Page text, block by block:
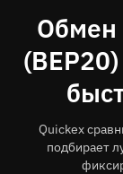
Обмен
Quickex
подбирает